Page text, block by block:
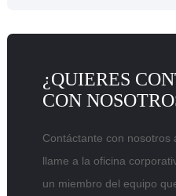
¿QUIERES
CON
Contáctante con nosotros
llame a la oficina
un miembro del equipo